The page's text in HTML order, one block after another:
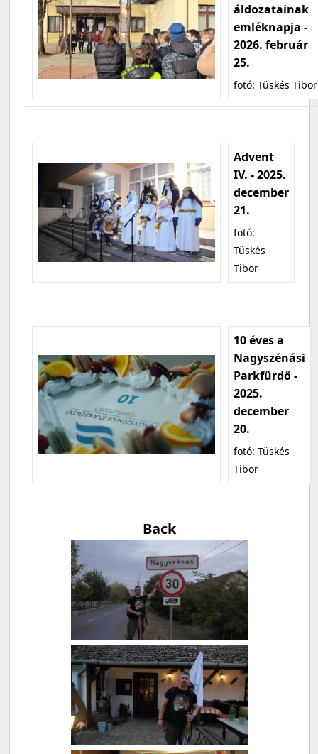
áldozatainak
emléknapja -
2026. február
25.
fotó: Tüskés Tibor
Advent
IV. - 2025.
december
21.
fotó:
Tüskés
Tibor
10 éves a
Nagyszénási
Parkfürdő -
2025.
december
20.
fotó: Tüskés
Tibor
Back